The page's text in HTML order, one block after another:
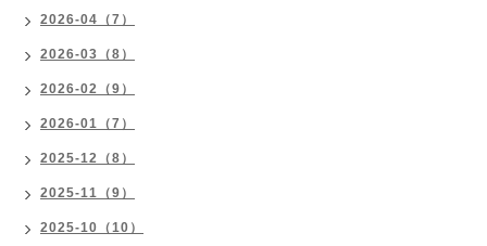
2026-04（7）
2026-03（8）
2026-02（9）
2026-01（7）
2025-12（8）
2025-11（9）
2025-10（10）